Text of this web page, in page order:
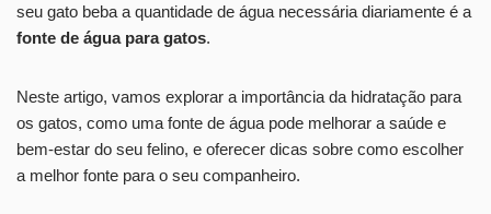
seu gato beba a quantidade de água necessária diariamente é a
fonte de água para gatos.
Neste artigo, vamos explorar a importância da hidratação para
os gatos, como uma fonte de água pode melhorar a saúde e
bem-estar do seu felino, e oferecer dicas sobre como escolher
a melhor fonte para o seu companheiro.